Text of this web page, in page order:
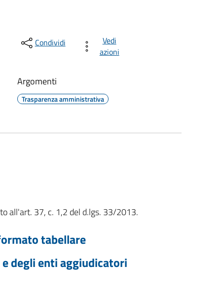
Condividi
Vedi
azioni
Argomenti
Trasparenza amministrativa
all'art. 37, c. 1,2 del d.lgs. 33/2013.
tabellare
degli enti aggiudicatori